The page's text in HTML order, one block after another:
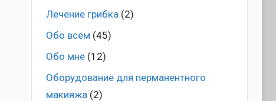
Лечение грибка(2)
Обо всём (45)
Обо мне(12)
Оборудование для перманентного
макияжа (2)